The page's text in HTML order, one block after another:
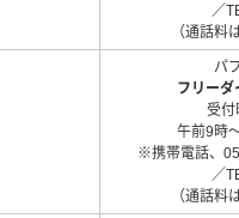
／
（通話料
パ
フリーダ
受
午前9時
※携帯電話、
／
（通話料